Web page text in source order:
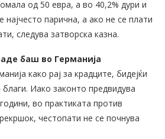
од 50 евра, а во 40,2% дури и
најчесто парична, а ако не се плати
следува затворска казна.
баш во Германија
како рај за крадците, бидејќи
Иако законто предвидува
во практиката против
честопати не се почнува